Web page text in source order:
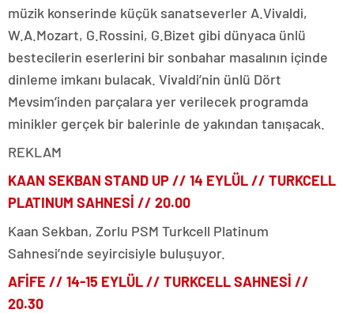
müzik konserinde küçük sanatseverler A.Vivaldi,
W.A.Mozart, G.Rossini, G.Bizet gibi dünyaca ünlü
bestecilerin eserlerini bir sonbahar masalının içinde
dinleme imkanı bulacak. Vivaldi’nin ünlü Dört
Mevsim’inden parçalara yer verilecek programda
minikler gerçek bir balerinle de yakından tanışacak.
REKLAM
KAAN SEKBAN STAND UP // 14 EYLÜL// TURKCELL
PLATINUM SAHNESİ // 20.00
Kaan Sekban, Zorlu PSM Turkcell Platinum
Sahnesi’nde seyircisiyle buluşuyor.
AFİFE // 14-15 EYLÜL // TURKCELL SAHNESİ //
20.30